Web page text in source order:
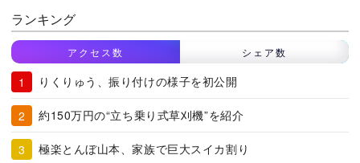
ランキング
アクセス数 シェア数
りくりゅう、振り付けの様子を初公開
約150万円の“立ち乗り式草刈機”を紹介
極楽とんぼ山本、家族で巨大スイカ割り